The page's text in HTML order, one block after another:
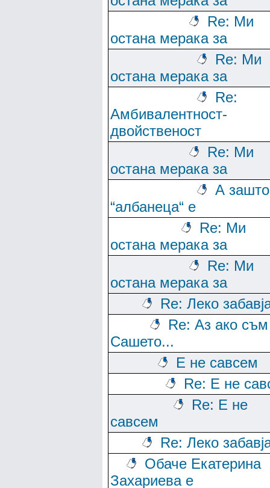
Re: Ми
остана мерака за
Re: Ми
остана мерака за
Re:
Амбивалентност-
двойственост
Re: Ми
остана мерака за
А зашто
“албанеца“ е
Re: Ми
остана мерака за
Re: Ми
остана мерака за
Re: Леко
Re: Аз ако
Сашето...
Е не савсем
Re: Е не
Re: Е не
савсем
Re: Леко
Обаче Екатерина
Захариева е